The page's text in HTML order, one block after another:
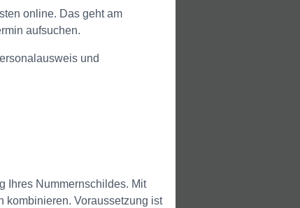
online. Das geht am
aufsuchen.
und
Ihres Nummernschildes. Mit
kombinieren. Voraussetzung ist